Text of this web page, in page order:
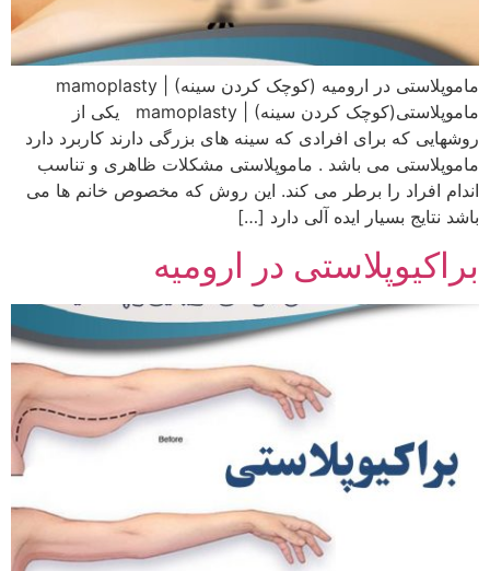
ماموپلاستی در ارومیه (کوچک کردن سینه) | mamoplasty
ماموپلاستی(کوچک کردن سینه) | mamoplasty یکی از
روشهایی که برای افرادی که سینه های بزرگی دارند کاربرد دارد
ماموپلاستی می باشد . ماموپلاستی مشکلات ظاهری و تناسب
اندام افراد را برطر می کند. این روش که مخصوص خانم ها می
باشد نتایج بسیار ایده آلی دارد […]
براکیوپلاستی در ارومیه